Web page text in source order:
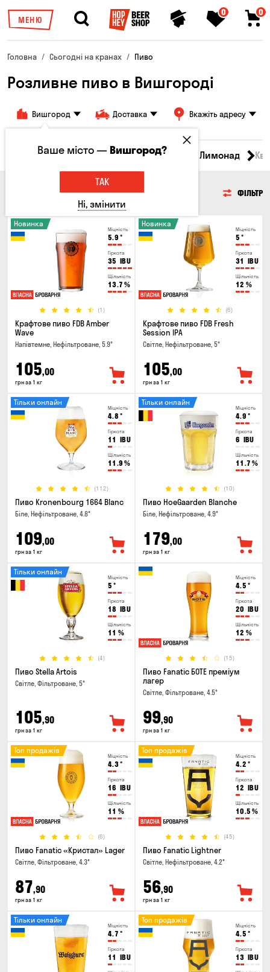
МЕНЮ
0 0
Головна Сьогодні на кранах Пиво
Розливне пиво в Вишгороді
Вишгород Доставка Вкажіть адресу
Всі товари Пиво Сидр Вино Лимонад
ФІЛЬТР
Міцність
5.9 °
Гіркота
35 IBU
Щільність
13.7 %
(1)
Новинка
Крафтове пиво FDB Amber
Wave
Напівтемне, Нефільтроване, 5.9°
105,00
грн за 1 кг
Міцність
5 °
Гіркота
31 IBU
Щільність
12 %
(6)
Новинка
Крафтове пиво FDB Fresh
Session IPA
Світле, Нефільтроване, 5°
105,00
грн за 1 кг
Міцність
4.8 °
Гіркота
11 IBU
Щільність
11.9 %
(112)
Тільки онлайн
Пиво Kronenbourg 1664 Blanc
Біле, Нефільтроване, 4.8°
109,00
грн за 1 кг
Міцність
4.9 °
Гіркота
6 IBU
Щільність
11.7 %
(10)
Тільки онлайн
Пиво HoeGaarden Blanche
Біле, Нефільтроване, 4.9°
179,00
грн за 1 кг
Міцність
5 °
Гіркота
18 IBU
Щільність
11 %
(4)
Тільки онлайн
Пиво Stella Artois
Світле, Фільтроване, 5°
105,90
грн за 1 кг
Міцність
4.5 °
Гіркота
20 IBU
Щільність
12 %
(15)
Пиво Fanatic БОТЕ преміум
лагер
Світле, Фільтроване, 4.5°
99,90
грн за 1 кг
Міцність
4.3°
Гіркота
16 IBU
Щільність
11 %
(6)
Топ продажів
Пиво Fanatic «Кристал» Lager
Світле, Фільтроване, 4.3°
87,90
грн за 1 кг
Міцність
4.2 °
Гіркота
12 IBU
Щільність
10.5 %
(45)
Топ продажів
Пиво Fanatic Lightner
Світле, Нефільтроване, 4.2°
56,90
грн за 1 кг
Міцність
4.7 °
Гіркота
11 IBU
Тільки онлайн
Міцність
4.5 °
Гіркота
13 IBU
Топ продажів
Ваше місто —Вишгород?
ТАК
Ні, змінити